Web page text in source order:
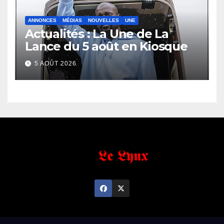
ANNONCES MÉDIAS NOUVELLES UNE
Actualités : La Une de La
Lance du 5 août en Kiosque
5 AOÛT 2026